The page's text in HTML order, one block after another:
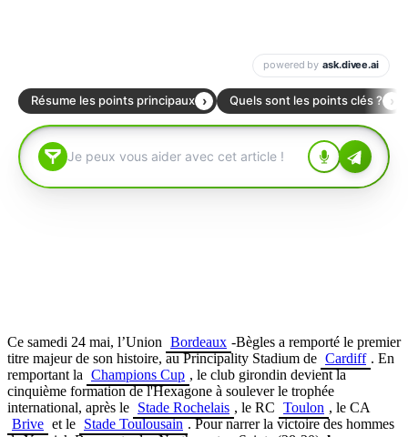
Ce samedi 24 mai, l’Union Bordeaux -Bègles a remporté le premier
titre majeur de son histoire, au Principality Stadium de Cardiff . En
remportant la Champions Cup , le club girondin devient la
cinquième formation de l'Hexagone à soulever le trophée
international, après le Stade Rochelais , le RC Toulon , le CA
Brive et le Stade Toulousain . Pour narrer la victoire des hommes